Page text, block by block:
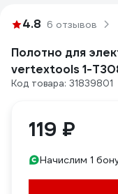
4.8 6 отзывов
Полотно для
vertextools 1-
Код товара: 31839801
119 ₽
Начислим 1